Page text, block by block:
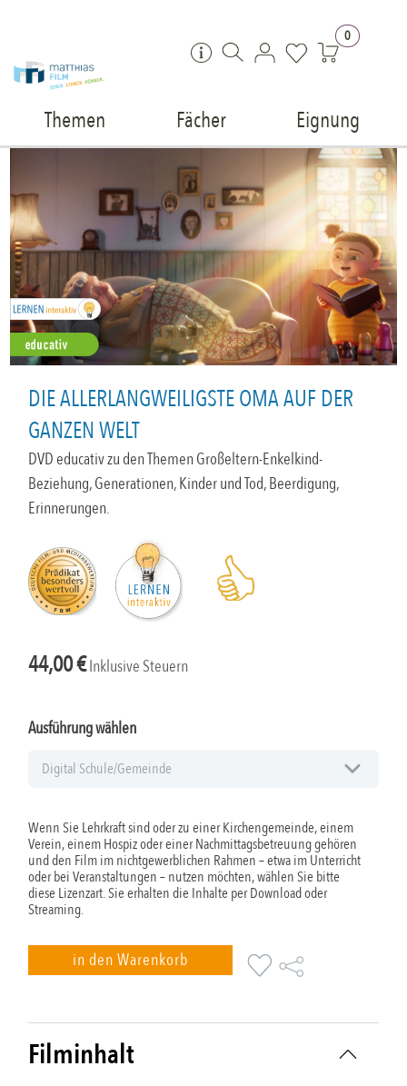
0
Themen Fächer Eignung
DIE ALLERLANGWEILIGSTE OMA AUF DER
GANZEN WELT
DVD educativ zu den Themen Großeltern-Enkelkind-
Beziehung, Generationen, Kinder und Tod, Beerdigung,
Erinnerungen.
44,00€Inklusive Steuern
Ausführung wählen
Wenn Sie Lehrkraft sind oder zu einer Kirchengemeinde, einem
Verein, einem Hospiz oder einer Nachmittagsbetreuung gehören
und den Film im nichtgewerblichen Rahmen – etwa im Unterricht
oder bei Veranstaltungen – nutzen möchten, wählen Sie bitte
diese Lizenzart. Sie erhalten die Inhalte per Download oder
Streaming.
in den Warenkorb
Filminhalt